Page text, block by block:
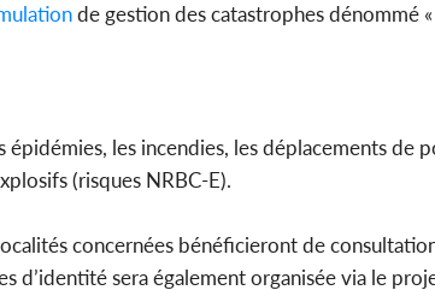
de gestion des catastrophes dénommé «
les incendies, les déplacements de
(risques NRBC-E).
concernées bénéficieront de
d’identité sera également organisée via le